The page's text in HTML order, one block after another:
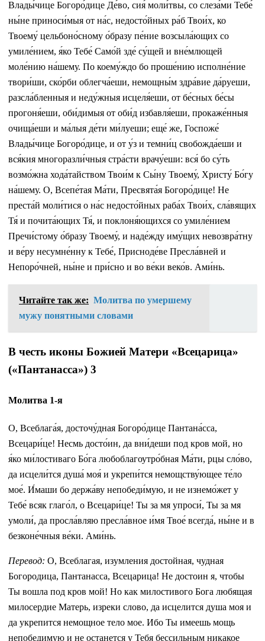
Влады́чице Богоро́дице Де́во, сия́ моли́твы, со слеза́ми Тебе́
ны́не приноси́мыя от на́с, недосто́йных ра́б Твои́х, ко
Твоему́ цельбоно́сному о́бразу пе́ние возсыла́ющих со
умиле́нием, я́ко Тебе́ Само́й зде́ су́щей и вне́млющей
моле́нию на́шему. По коему́ждо бо проше́нию исполне́ние
твори́ши, ско́рби облегча́еши, немощны́м здра́вие да́руеши,
разсла́бленныя и неду́жныя исцеля́еши, от бе́сных бе́сы
прогоня́еши, оби́димыя от оби́д избавля́еши, прокаже́нныя
очища́еши и ма́лыя де́ти ми́луеши; еще́ же, Госпоже́
Влады́чице Богоро́дице, и от у́з и темни́ц свобожда́еши и
вся́кия многоразли́чныя стра́сти врачу́еши: вся́ бо су́ть
возмо́жна хода́тайством Твои́м к Сы́ну Твоему́, Христу́ Бо́гу
на́шему. О, Всепе́тая Ма́ти, Пресвята́я Богоро́дице! Не
преста́й моли́тися о на́с недосто́йных раба́х Твои́х, сла́вящих
Тя́ и почита́ющих Тя́, и поклоня́ющихся со умиле́нием
Пречи́стому о́бразу Твоему́, и наде́жду иму́щих невозвра́тну
и ве́ру несумне́нну к Тебе́, Присноде́ве Пресла́вней и
Непоро́чней, ны́не и при́сно и во ве́ки веко́в. Ами́нь.
Читайте так же: Молитва по умершему
мужу понятными словами
В честь иконы Божией Матери «Всецарица»
(«Пантанасса») 3
Молитва 1-я
О, Всеблага́я, досточу́дная Богоро́дице Пантана́сса,
Всецари́це! Несмь досто́ин, да вни́деши под кров мой, но
я́ко ми́лостиваго Бо́га любоблагоутро́бная Ма́ти, рцы сло́во,
да исцели́тся душа́ моя́ и укрепи́тся немощству́ющее те́ло
мое́. И́маши бо держа́ву непобеди́мую, и не изнемо́жет у
Тебе́ всяк глаго́л, о Всецари́це! Ты за мя упроси́, Ты за мя
умоли́, да просла́вляю пресла́вное и́мя Твое́ всегда́, ны́не и в
безконе́чныя ве́ки. Ами́нь.
Перевод: О, Всеблагая, изумления достойная, чудная
Богородица, Пантанасса, Всецарица! Не достоин я, чтобы
Ты вошла под кров мой! Но как милостивого Бога любящая
милосердие Матерь, изреки слово, да исцелится душа моя и
да укрепится немощное тело мое. Ибо Ты имеешь мощь
непобедимую и не останется у Тебя бессильным никакое